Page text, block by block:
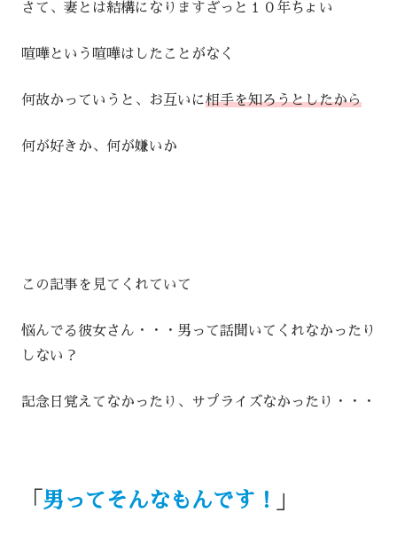
さて、妻とは結構になりますざっと１０年ちょい
喧嘩という喧嘩はしたことがなく
何故かっていうと、お互いに相手を知ろうとしたから
何が好きか、何が嫌いか
この記事を見てくれていて
悩んでる彼女さん・・・男って話聞いてくれなかったり
しない？
記念日覚えてなかったり、サプライズなかったり・・・
「 男ってそんなもんです！ 」